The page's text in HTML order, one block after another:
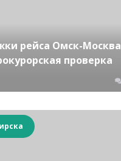
рейса Омск-Москва
проверка